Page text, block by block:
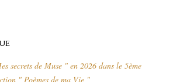
secrets de Muse " en 2026 dans le 5ème
" Poèmes de ma Vie "